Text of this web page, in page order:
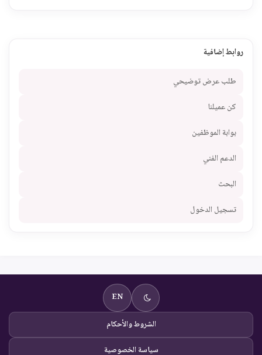
روابط إضافية
طلب عرض توضيحي
كن عميلنا
بوابة الموظفين
الدعم الفني
البحث
تسجيل الدخول
EN
الشروط والأحكام
سياسة الخصوصية